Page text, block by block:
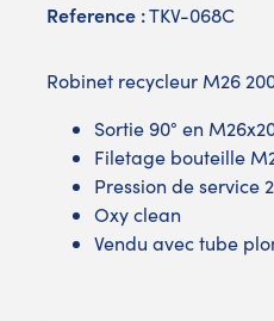
Reference :TKV-068C
Robinet recycleur M26
Sortie 90° en
Filetage bouteille
Pression de service
Oxy clean
Vendu avec tube